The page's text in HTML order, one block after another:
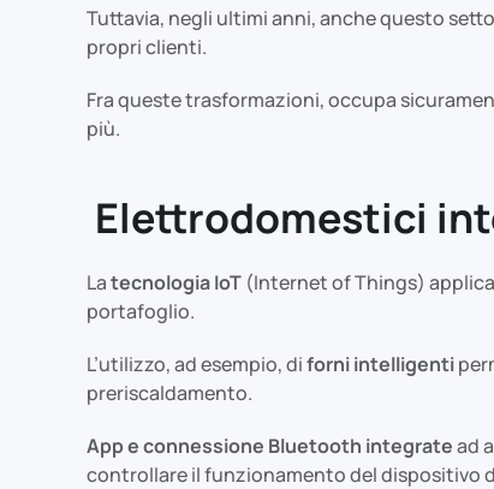
Tuttavia, negli ultimi anni, anche questo
propri clienti.
Fra queste trasformazioni, occupa
più.
Elettrodomestici
Latecnologia IoT (Internet of Things)
portafoglio.
L’utilizzo, ad esempio, diforni intelligenti
preriscaldamento.
App e connessione Bluetooth integratead
controllare il funzionamento del dispositivo